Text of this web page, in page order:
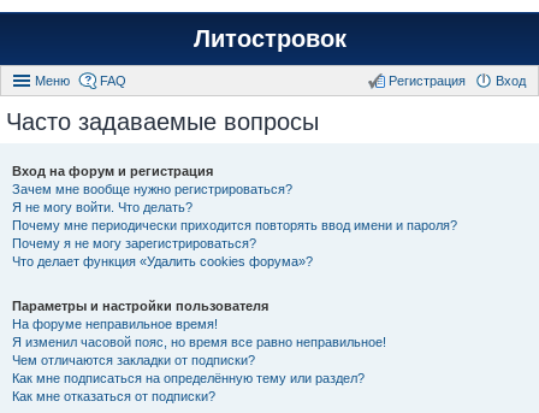
Литостровок
Меню FAQ Вход
Регистрация
Часто задаваемые вопросы
Вход на форум и регистрация
Зачем мне вообще нужно регистрироваться?
Я не могу войти. Что делать?
Почему мне периодически приходится повторять ввод имени и пароля?
Почему я не могу зарегистрироваться?
Что делает функция «Удалить cookies форума»?
Параметры и настройки пользователя
На форуме неправильное время!
Я изменил часовой пояс, но время все равно неправильное!
Чем отличаются закладки от подписки?
Как мне подписаться на определённую тему или раздел?
Как мне отказаться от подписки?